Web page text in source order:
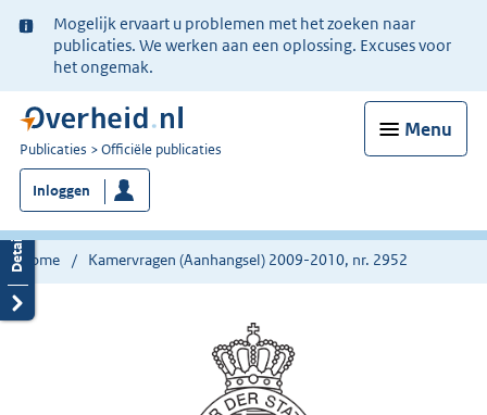
Ter
informatie:
Mogelijk ervaart u problemen met het zoeken naar
publicaties. We werken aan een oplossing. Excuses voor
het ongemak.
Menu
U
bent
nu
hier:
Publicaties Officiële publicaties
Inloggen
Home Kamervragen (Aanhangsel) 2009-2010, nr. 2952